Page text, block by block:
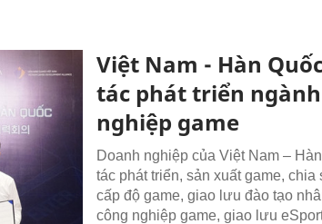
Việt Nam - Hàn
tác phát triển
nghiệp game
Doanh nghiệp của Việt Nam –
tác phát triển, sản xuất game, chia
cấp độ game, giao lưu đào tạo
công nghiệp game, giao lưu